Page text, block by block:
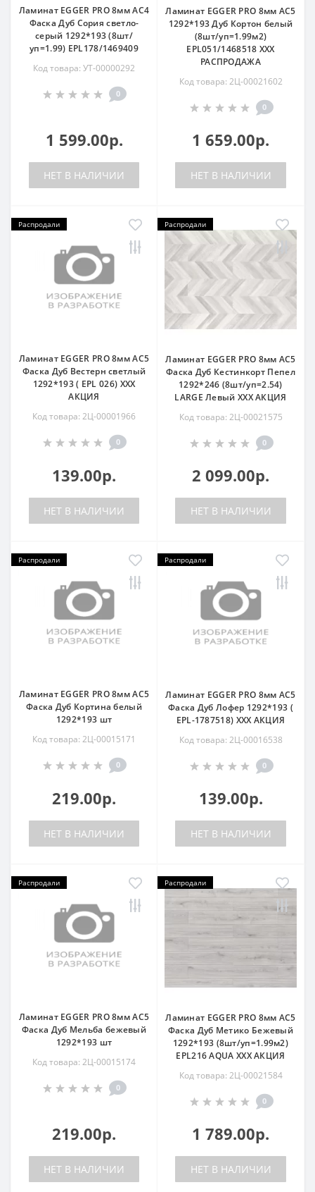
Ламинат EGGER PRO 8мм AC4
Фаска Дуб Сория светло-
серый 1292*193 (8шт/
уп=1.99) EPL178/1469409
Код товара: УТ-00000292
0
1 599.00р.
НЕТ В НАЛИЧИИ
Ламинат EGGER PRO 8мм AC5
1292*193 Дуб Кортон белый
(8шт/уп=1.99м2)
EPL051/1468518 ХХХ
РАСПРОДАЖА
Код товара: 2Ц-00021602
0
1 659.00р.
НЕТ В НАЛИЧИИ
Распродали
Ламинат EGGER PRO 8мм AC5
Фаска Дуб Вестерн светлый
1292*193 ( EPL 026) ХХХ
АКЦИЯ
Код товара: 2Ц-00001966
0
139.00р.
НЕТ В НАЛИЧИИ
Распродали
Ламинат EGGER PRO 8мм AC5
Фаска Дуб Кестинкорт Пепел
1292*246 (8шт/уп=2.54)
LARGE Левый ХХХ АКЦИЯ
Код товара: 2Ц-00021575
0
2 099.00р.
НЕТ В НАЛИЧИИ
Распродали
Ламинат EGGER PRO 8мм AC5
Фаска Дуб Кортина белый
1292*193 шт
Код товара: 2Ц-00015171
0
219.00р.
НЕТ В НАЛИЧИИ
Распродали
Ламинат EGGER PRO 8мм AC5
Фаска Дуб Лофер 1292*193 (
EPL-1787518) ХХХ АКЦИЯ
Код товара: 2Ц-00016538
0
139.00р.
НЕТ В НАЛИЧИИ
Распродали
Ламинат EGGER PRO 8мм AC5
Фаска Дуб Мельба бежевый
1292*193 шт
Код товара: 2Ц-00015174
0
219.00р.
НЕТ В НАЛИЧИИ
Распродали
Ламинат EGGER PRO 8мм AC5
Фаска Дуб Метико Бежевый
1292*193 (8шт/уп=1.99м2)
EPL216 AQUA ХХХ АКЦИЯ
Код товара: 2Ц-00021584
0
1 789.00р.
НЕТ В НАЛИЧИИ